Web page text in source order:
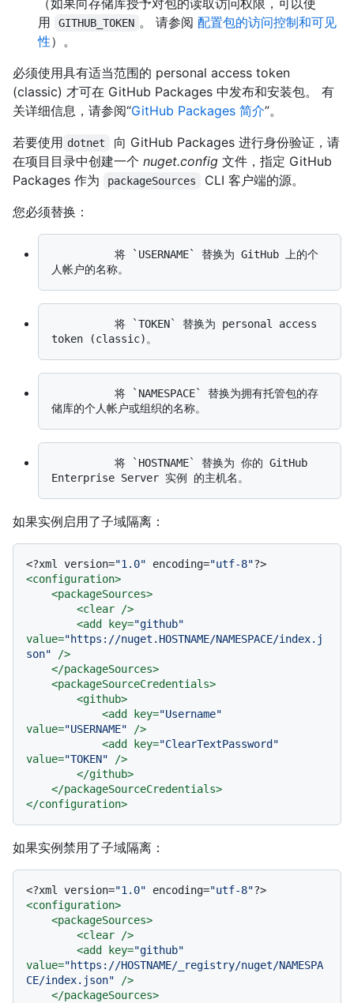
（如果向存储库授予对包的读取访问权限，可以使
用
GITHUB_TOKEN 。 请参阅 配置包的访问控制和可见
性）。
必须使用具有适当范围的 personal access token
(classic) 才可在 GitHub Packages 中发布和安装包。 有
关详细信息，请参阅“GitHub Packages 简介”。
若要使用 dotnet
向 GitHub Packages 进行身份验证，请
在项目目录中创建一个 nuget.config 文件，指定 GitHub
Packages 作为
packageSources
CLI 客户端的源。
您必须替换：
如果实例启用了子域隔离：
<?xml version="1.0" encoding="utf-8"?>
<configuration>
<packageSources>
<clear />
<add key="github"
value="https://nuget.HOSTNAME/NAMESPACE/index.j
son" />
</packageSources>
<packageSourceCredentials>
<github>
<add key="Username"
value="USERNAME" />
<add key="ClearTextPassword"
value="TOKEN" />
</github>
</packageSourceCredentials>
</configuration>
如果实例禁用了子域隔离：
<?xml version="1.0" encoding="utf-8"?>
<configuration>
<packageSources>
<clear />
<add key="github"
value="https://HOSTNAME/_registry/nuget/NAMESPA
CE/index.json" />
</packageSources>